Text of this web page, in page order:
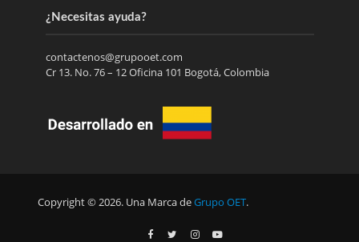
¿Necesitas ayuda?
contactenos@grupooet.com
Cr 13. No. 76 – 12 Oficina 101 Bogotá, Colombia
Copyright © 2026. Una Marca deGrupo OET.